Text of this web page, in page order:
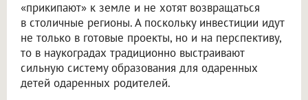
«прикипают» к земле и не хотят возвращаться
в столичные регионы. А поскольку инвестиции идут
не только в готовые проекты, но и на перспективу,
то в наукоградах традиционно выстраивают
сильную систему образования для одаренных
детей одаренных родителей.